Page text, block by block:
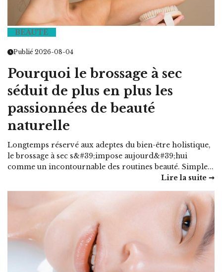
BEAUTÉ
Publié 2026-08-04
Pourquoi le brossage à sec
séduit de plus en plus les
passionnées de beauté
naturelle
Longtemps réservé aux adeptes du bien-être holistique,
le brossage à sec s&#39;impose aujourd&#39;hui
comme un incontournable des routines beauté. Simple...
Lire la suite ➞